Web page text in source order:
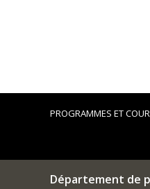
PROGRAMMES ET
Département de